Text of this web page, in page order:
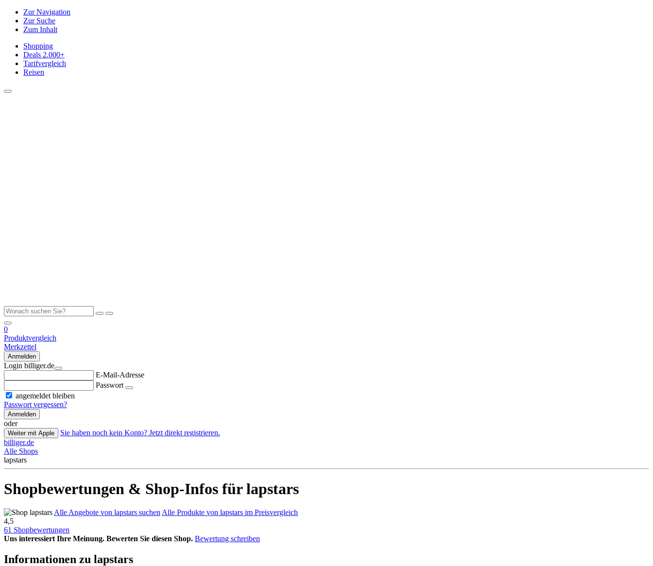
Zur Navigation
Zur Suche
Zum Inhalt
Shopping
Deals 2.000+
Tarifvergleich
Reisen
0
Produktvergleich
Merkzettel
Anmelden
Login billiger.de
E-Mail-Adresse
Passwort
angemeldet bleiben
Passwort vergessen?
Anmelden
oder
Weiter mit Apple
Sie haben noch kein Konto? Jetzt direkt registrieren.
billiger.de
Alle Shops
lapstars
Shopbewertungen & Shop-Infos für lapstars
Alle Angebote von lapstars suchen Alle Produkte von lapstars im Preisvergleich
4,5
61 Shopbewertungen
Uns interessiert Ihre Meinung. Bewerten Sie diesen Shop. Bewertung schreiben
Informationen zu lapstars